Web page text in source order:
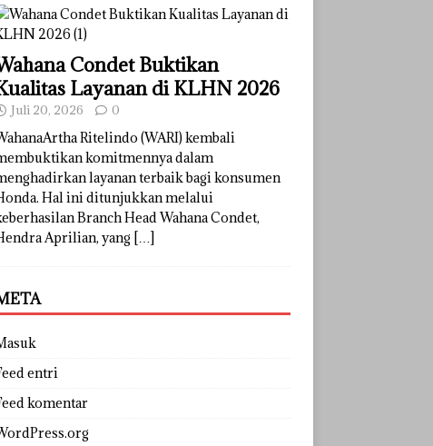
Condet Buktikan
Layanan di KLHN 2026
Juli 20, 2026 0
Ritelindo (WARI) kembali
komitmennya dalam
layanan terbaik bagi konsumen
Hal ini ditunjukkan melalui
Branch Head Wahana Condet,
Aprilian, yang […]
entri
komentar